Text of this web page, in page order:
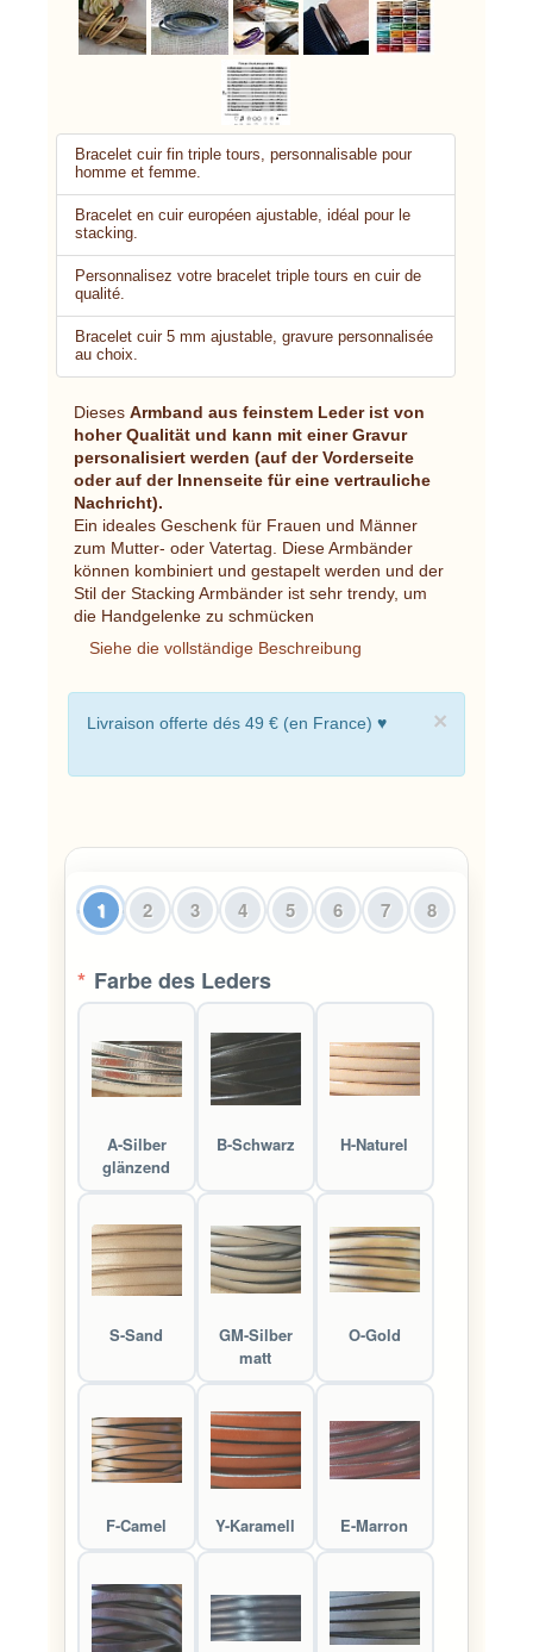
Bracelet cuir fin triple tours, personnalisable pour
homme et femme.
Bracelet en cuir européen ajustable, idéal pour le
stacking.
Personnalisez votre bracelet triple tours en cuir de
qualité.
Bracelet cuir 5 mm ajustable, gravure personnalisée
au choix.
Dieses Armband aus feinstem Leder ist von
hoher Qualität und kann mit einer Gravur
personalisiert werden (auf der Vorderseite
oder auf der Innenseite für eine vertrauliche
Nachricht).
Ein ideales Geschenk für Frauen und Männer
zum Mutter- oder Vatertag. Diese Armbänder
können kombiniert und gestapelt werden und der
Stil der Stacking Armbänder ist sehr trendy, um
die Handgelenke zu schmücken
Siehe die vollständige Beschreibung
×
Livraison offerte dés 49 € (en France) ♥
1 2 3 4 5 6 7 8
* Farbe des Leders
A-Silber
glänzend
B-Schwarz H-Naturel
S-Sand
GM-Silber
matt
O-Gold
F-Camel Y-Karamell E-Marron